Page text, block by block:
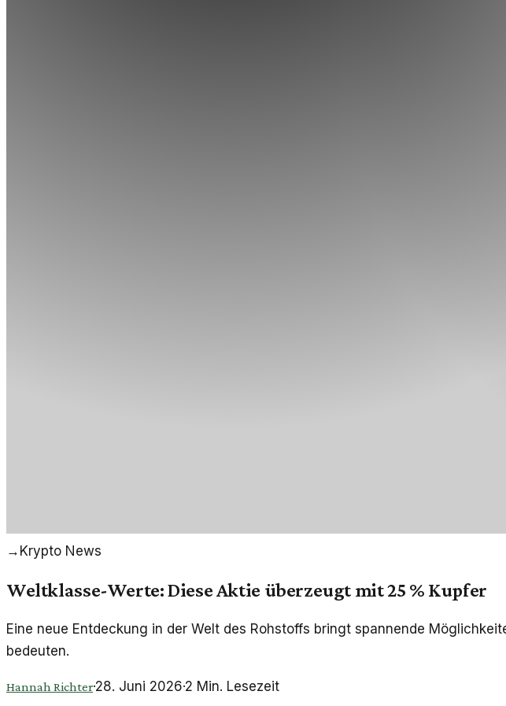
→ Krypto News
Weltklasse-Werte: Diese Aktie überzeugt mit 25 % Kupfer
Eine neue Entdeckung in der Welt des Rohstoffs bringt spannende
bedeuten.
Hannah Richter·28. Juni 2026·2 Min. Lesezeit